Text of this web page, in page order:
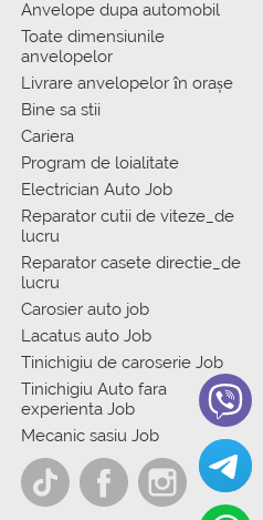
Anvelope dupa automobil
Toate dimensiunile
anvelopelor
Livrare anvelopelor în orașe
Bine sa stii
Cariera
Program de loialitate
Electrician Auto Job
Reparator cutii de viteze_de
lucru
Reparator casete directie_de
lucru
Carosier auto job
Lacatus auto Job
Tinichigiu de caroserie Job
Tinichigiu Auto fara
experienta Job
Mecanic sasiu Job